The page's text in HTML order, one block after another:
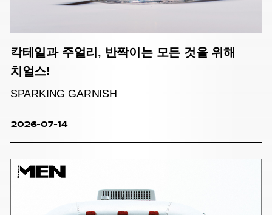
칵테일과 주얼리, 반짝이는 모든 것을 위해
치얼스!
SPARKING GARNISH
2026-07-14